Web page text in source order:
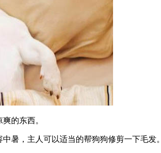
的东西。
暑，主人可以适当的帮狗狗修剪一下毛发。